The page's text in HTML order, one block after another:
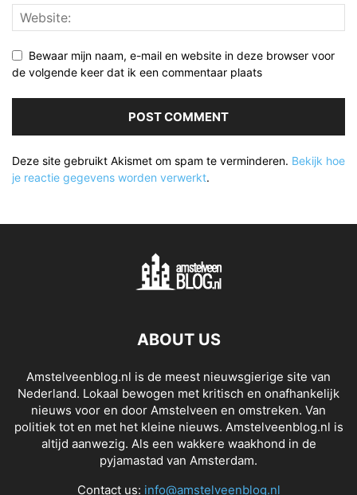
Bewaar mijn naam, e-mail en website in deze browser voor
de volgende keer dat ik een commentaar plaats
Deze site gebruikt Akismet om spam te verminderen. Bekijk hoe
je reactie gegevens worden verwerkt.
ABOUT US
Amstelveenblog.nl is de meest nieuwsgierige site van
Nederland. Lokaal bewogen met kritisch en onafhankelijk
nieuws voor en door Amstelveen en omstreken. Van
politiek tot en met het kleine nieuws. Amstelveenblog.nl is
altijd aanwezig. Als een wakkere waakhond in de
pyjamastad van Amsterdam.
Contact us: info@amstelveenblog.nl